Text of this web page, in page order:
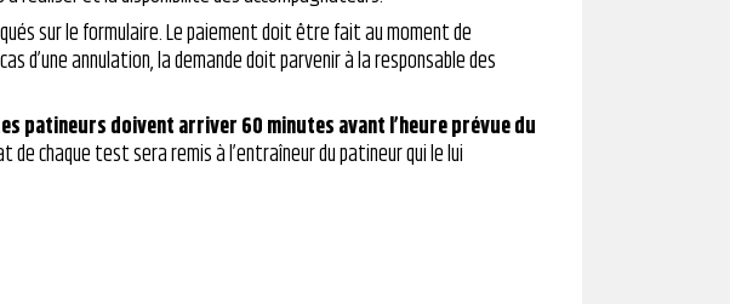
sur le formulaire. Le paiement doit être fait au moment de
d’une annulation, la demande doit parvenir à la responsable des
patineurs doivent arriver 60 minutes avant l’heure prévue du
chaque test sera remis à l’entraîneur du patineur qui le lui